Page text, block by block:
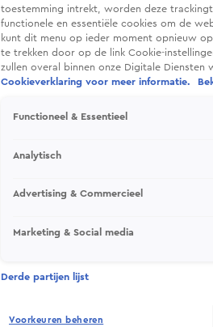
toestemming intrekt, worden deze
functionele en essentiële cookies om de
kunt dit menu op ieder moment opnieuw
te trekken door op de link Cookie-
zullen overal binnen onze Digitale Diensten
Cookieverklaring voor meer informatie.
Functioneel & Essentieel
Analytisch
Advertising & Commercieel
Marketing & Social media
Derde partijen lijst
Voorkeuren beheren